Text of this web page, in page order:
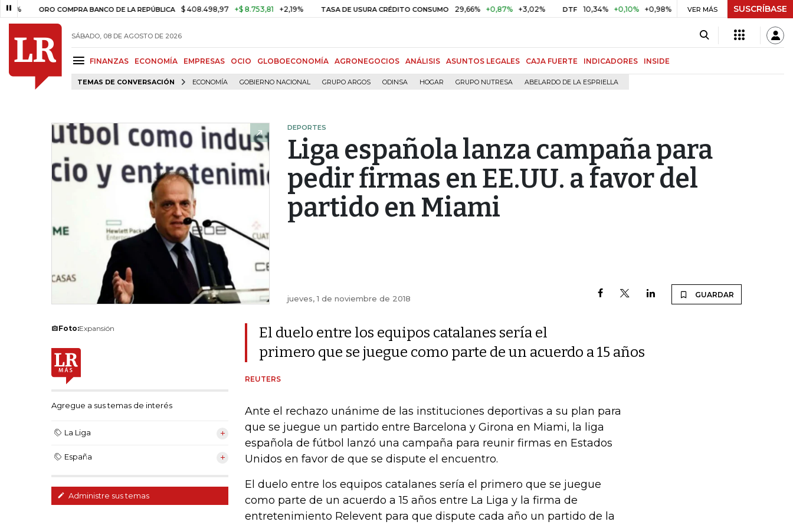
ORO COMPRA BANCO DE LA REPÚBLICA $ 408.498,97 +$ 8.753,81 +2,19% TASA DE USURA CRÉDITO CONSUMO 29,66% +0,87% +3,02% DTF 10,34% +0,10% +0,98% UVR $ 416,96 +$ 0,05 +0,01%
VER MÁS SUSCRÍBASE
SÁBADO, 08 DE AGOSTO DE 2026
FINANZAS ECONOMÍA EMPRESAS OCIO GLOBOECONOMÍA AGRONEGOCIOS ANÁLISIS ASUNTOS LEGALES CAJA FUERTE INDICADORES INSIDE
TEMAS DE CONVERSACIÓN ECONOMÍA GOBIERNO NACIONAL GRUPO ARGOS ODINSA HOGAR GRUPO NUTRESA ABELARDO DE LA ESPRIELLA
DEPORTES
Liga española lanza campaña para
pedir firmas en EE.UU. a favor del
partido en Miami
jueves, 1 de noviembre de 2018 GUARDAR
Foto:Expansión
Agregue a sus temas de interés
La Liga
España
Administre sus temas
El duelo entre los equipos catalanes sería el
primero que se juegue como parte de un acuerdo a 15 años
REUTERS
Ante el rechazo unánime de las instituciones deportivas a su plan para
que se juegue un partido entre Barcelona y Girona en Miami, la liga
española de fútbol lanzó una campaña para reunir firmas en Estados
Unidos en favor de que se dispute el encuentro.
El duelo entre los equipos catalanes sería el primero que se juegue
como parte de un acuerdo a 15 años entre La Liga y la firma de
entretenimiento Relevent para que dispute cada año un partido de la